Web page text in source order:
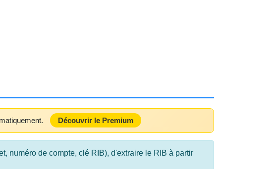
Découvrir le Premium
numéro de compte, clé RIB), d'extraire le RIB à partir